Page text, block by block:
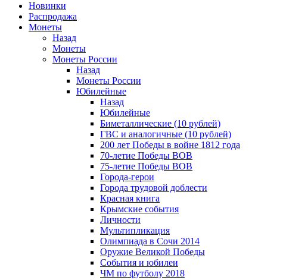
Новинки
Распродажа
Монеты
Назад
Монеты
Монеты России
Назад
Монеты России
Юбилейные
Назад
Юбилейные
Биметаллические (10 рублей)
ГВС и аналогичные (10 рублей)
200 лет Победы в войне 1812 года
70-летие Победы ВОВ
75-летие Победы ВОВ
Города-герои
Города трудовой доблести
Красная книга
Крымские события
Личности
Мультипликация
Олимпиада в Сочи 2014
Оружие Великой Победы
События и юбилеи
ЧМ по футболу 2018